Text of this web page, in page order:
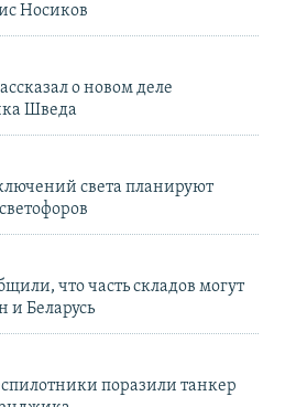
Носиков
о новом деле
Шведа
света планируют
что часть складов могут
и Беларусь
поразили танкер